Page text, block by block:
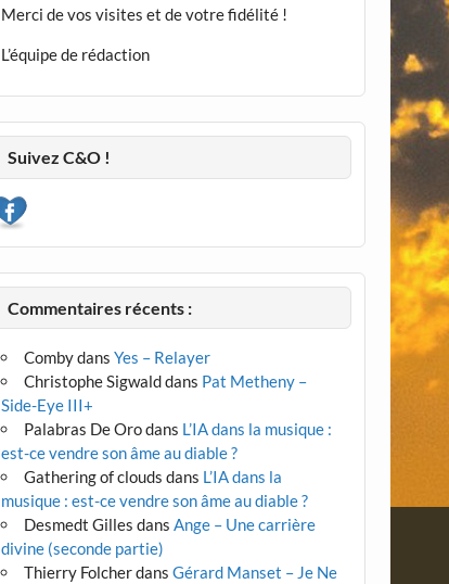
Merci de vos visites et de votre fidélité !
L’équipe de rédaction
Suivez C&O !
Commentaires récents :
CombydansYes – Relayer
Christophe Sigwalddans Pat Metheny –
Side-Eye III+
Palabras De Orodans L’IA dans la musique :
est-ce vendre son âme au diable ?
Gathering of clouds dans L’IA dans la
musique : est-ce vendre son âme au diable ?
Desmedt Gilles dansAnge – Une carrière
divine (seconde partie)
Thierry FolcherdansGérard Manset – Je Ne